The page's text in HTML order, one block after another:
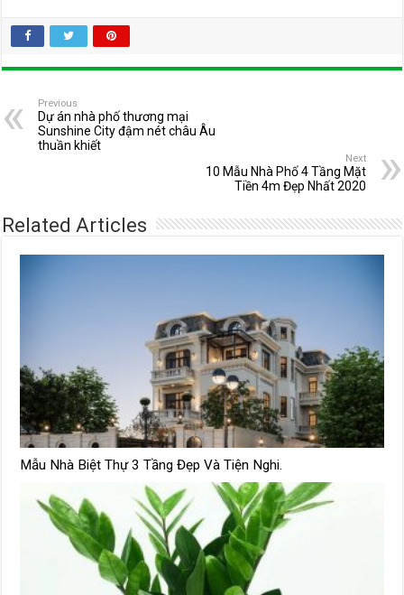
Previous
Dự án nhà phố thương mại
Sunshine City đậm nét châu Âu
thuần khiết
Next
10 Mẫu Nhà Phố 4 Tầng Mặt
Tiền 4m Đẹp Nhất 2020
Related Articles
Mẫu Nhà Biệt Thự 3 Tầng Đẹp Và Tiện Nghi.